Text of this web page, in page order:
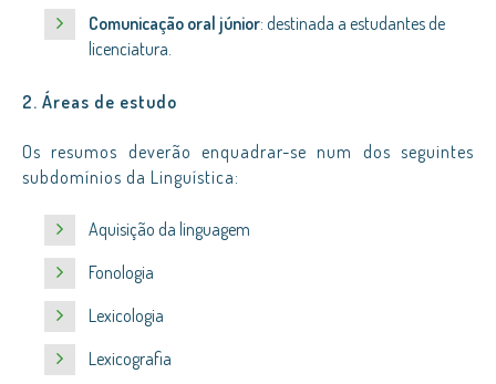
Comunicação oral júnior: destinada a estudantes de
licenciatura.
2. Áreas de estudo
Os resumos deverão enquadrar-se num dos seguintes
subdomínios da Linguística:
Aquisição da linguagem
Fonologia
Lexicologia
Lexicografia